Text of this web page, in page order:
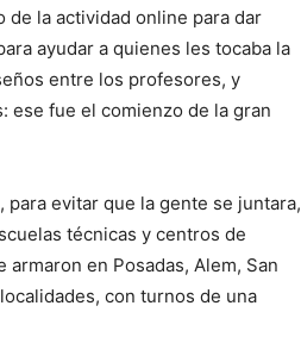
la actividad online para dar
ayudar a quienes les tocaba la
entre los profesores, y
ese fue el comienzo de la gran
evitar que la gente se juntara,
técnicas y centros de
en Posadas, Alem, San
con turnos de una